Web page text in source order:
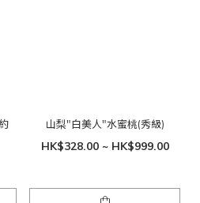
山梨"白美人"水蜜桃(秀級)
HK$328.00 ~ HK$999.00